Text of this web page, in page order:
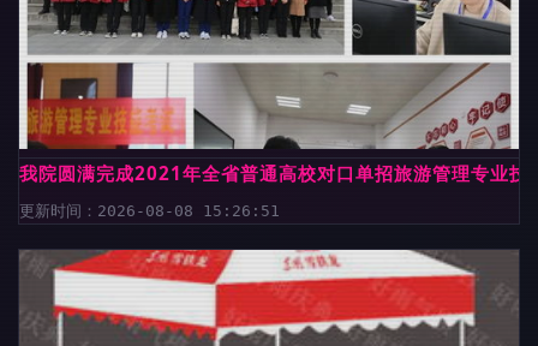
我院圆满完成2021年全省普通高校对口单招旅游管理专业
更新时间：2026-08-08 15:26:51